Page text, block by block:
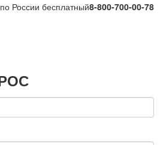
России бесплатный8-800-700-00-78